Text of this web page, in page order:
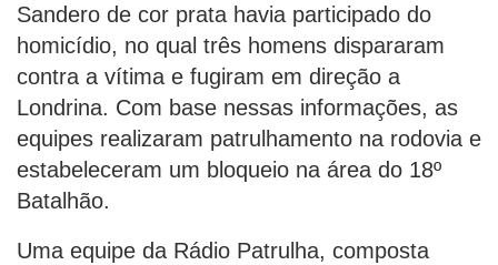
Sandero de cor prata havia participado do
homicídio, no qual três homens dispararam
contra a vítima e fugiram em direção a
Londrina. Com base nessas informações, as
equipes realizaram patrulhamento na rodovia e
estabeleceram um bloqueio na área do 18º
Batalhão.
Uma equipe da Rádio Patrulha, composta